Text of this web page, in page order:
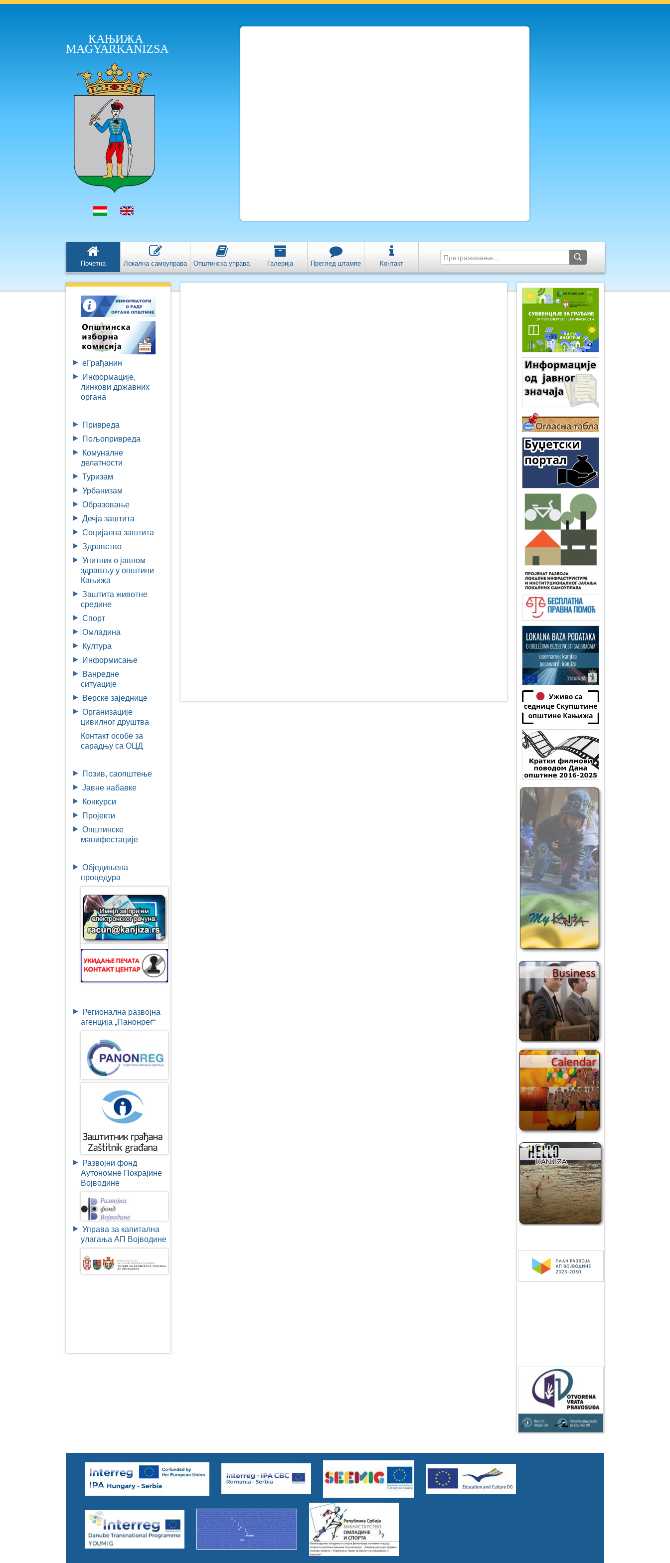
КАЊИЖА
MAGYARKANIZSA
Почетна Локална самоуправа Општинска управа Галерија Преглед штампе Контакт
eГрађанин
Информације,
линкови државних
органа
Привреда
Пољопривреда
Комуналне
делатности
Туризам
Урбанизам
Образовање
Дечја заштита
Социјална заштита
Здравство
Упитник о јавном
здрављу у општини
Кањижа
Заштита животне
средине
Спорт
Омладина
Култура
Информисање
Ванредне
ситуације
Верске заједнице
Организације
цивилног друштва
Контакт особе за
сарадњу са ОЦД
Позив, саопштење
Јавне набавке
Конкурси
Пројекти
Општинске
манифестације
Обједињена
процедура
Регионална развојна
агенција „Панонрег“
Развојни фонд
Аутономне Покрајине
Војводине
Управа за капитална
улагања АП Војводине